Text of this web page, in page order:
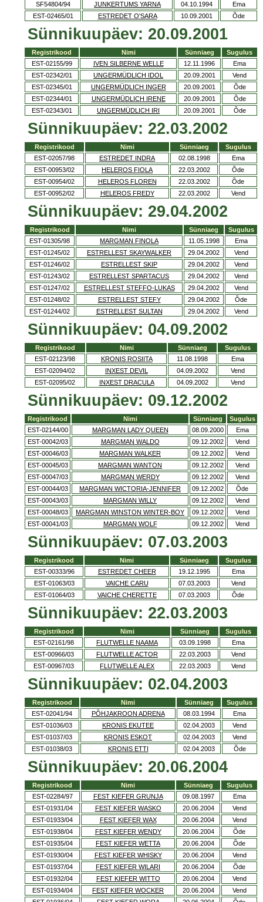
SF54804/94
JUNKERTUMS YARNA 04.10.1994
Ema
EST-02465/01
ESTREDET O'SARA 10.09.2001 Õde
Sünnikuupäev: 20.09.2001
Registrikood Nimi Sünniaeg
Sugulus
EST-02155/99
IVEN SILBERNE WELLE 12.11.1996
Ema
EST-02342/01
UNGERMÜDLICH IDOL 20.09.2001
Vend
EST-02345/01
UNGERMÜDLICH INGER 20.09.2001
Õde
EST-02344/01
UNGERMÜDLICH IRENE 20.09.2001
Õde
EST-02343/01
UNGERMÜDLICH IRI 20.09.2001 Õde
Sünnikuupäev: 22.03.2002
Registrikood Nimi Sünniaeg
Sugulus
EST-02057/98
ESTREDET INDRA 02.08.1998
Ema
EST-00953/02
HELEROS FIOLA 22.03.2002
Õde
EST-00954/02
HELEROS FLOREN 22.03.2002
Õde
EST-00952/02
HELEROS FREDY 22.03.2002 Vend
Sünnikuupäev: 29.04.2002
Registrikood Nimi Sünniaeg
Sugulus
EST-01305/98
MARGMAN FINOLA 11.05.1998
Ema
EST-01245/02
ESTRELLEST SKAYWALKER 29.04.2002
Vend
EST-01246/02
ESTRELLEST SKIP 29.04.2002
Vend
EST-01243/02
ESTRELLEST SPARTACUS 29.04.2002
Vend
EST-01247/02
ESTRELLEST STEFFO-LUKAS 29.04.2002
Vend
EST-01248/02
ESTRELLEST STEFY 29.04.2002
Õde
EST-01244/02
ESTRELLEST SULTAN 29.04.2002 Vend
Sünnikuupäev: 04.09.2002
Registrikood Nimi Sünniaeg
Sugulus
EST-02123/98
KRONIS ROSIITA 11.08.1998
Ema
EST-02094/02
INXEST DEVIL 04.09.2002
Vend
EST-02095/02
INXEST DRACULA 04.09.2002 Vend
Sünnikuupäev: 09.12.2002
Registrikood Nimi Sünniaeg
Sugulus
EST-02144/00
MARGMAN LADY QUEEN 08.09.2000
Ema
EST-00042/03
MARGMAN WALDO 09.12.2002
Vend
EST-00046/03
MARGMAN WALKER 09.12.2002
Vend
EST-00045/03
MARGMAN WANTON 09.12.2002
Vend
EST-00047/03
MARGMAN WERDY 09.12.2002
Vend
EST-00044/03
MARGMAN WICTORIA-JENNIFER 09.12.2002
Õde
EST-00043/03
MARGMAN WILLY 09.12.2002
Vend
EST-00048/03
MARGMAN WINSTON WINTER-BOY 09.12.2002
Vend
EST-00041/03
MARGMAN WOLF 09.12.2002 Vend
Sünnikuupäev: 07.03.2003
Registrikood Nimi Sünniaeg
Sugulus
EST-00333/96
ESTREDET CHEER 19.12.1995
Ema
EST-01063/03
VAICHE CARU 07.03.2003
Vend
EST-01064/03
VAICHE CHERETTE 07.03.2003 Õde
Sünnikuupäev: 22.03.2003
Registrikood Nimi Sünniaeg
Sugulus
EST-02161/98
FLUTWELLE NAAMA 03.09.1998
Ema
EST-00966/03
FLUTWELLE ACTOR 22.03.2003
Vend
EST-00967/03
FLUTWELLE ALEX 22.03.2003 Vend
Sünnikuupäev: 02.04.2003
Registrikood Nimi Sünniaeg
Sugulus
EST-02041/94
PÕHJAKROON ADRENA 08.03.1994
Ema
EST-01036/03
KRONIS EKUTEE 02.04.2003
Vend
EST-01037/03
KRONIS ESKOT 02.04.2003
Vend
EST-01038/03
KRONIS ETTI 02.04.2003 Õde
Sünnikuupäev: 20.06.2004
Registrikood Nimi Sünniaeg
Sugulus
EST-02284/97
FEST KIEFER GRUNJA 09.08.1997
Ema
EST-01931/04
FEST KIEFER WASKO 20.06.2004
Vend
EST-01933/04
FEST KIEFER WAX 20.06.2004
Vend
EST-01938/04
FEST KIEFER WENDY 20.06.2004
Õde
EST-01935/04
FEST KIEFER WETTA 20.06.2004
Õde
EST-01930/04
FEST KIEFER WHISKY 20.06.2004
Vend
EST-01937/04
FEST KIEFER WILARI 20.06.2004
Õde
EST-01932/04
FEST KIEFER WITTO 20.06.2004
Vend
EST-01934/04
FEST KIEFER WOCKER 20.06.2004
Vend